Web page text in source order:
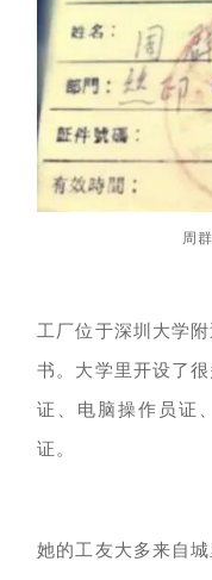
周
工厂位于深圳大学
书。大学里开设了
证、电脑操作员证
证。
她的工友大多来自城